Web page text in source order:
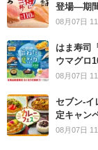
登場―期
08月07日
はま寿司
ウマグロ
08月07日
セブン‐
定キャン
08月07日